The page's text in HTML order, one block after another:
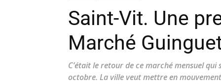
Saint-Vit. Une
Marché
C’était le retour de ce marché mensuel
octobre. La ville veut mettre en